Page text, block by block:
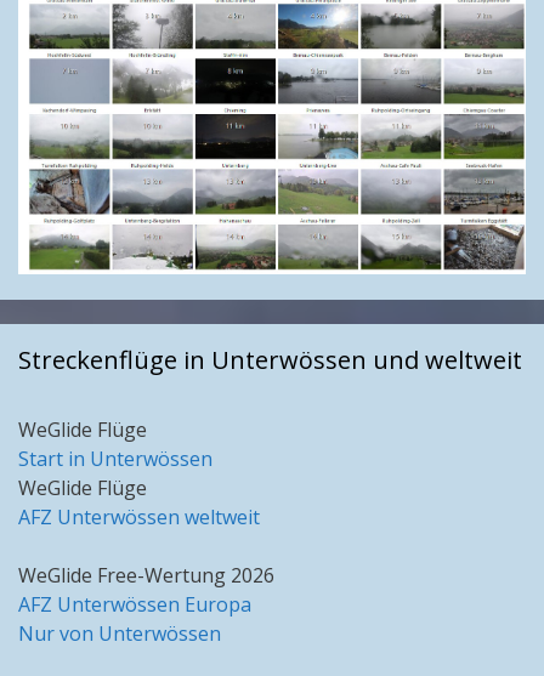
Streckenflüge in Unterwössen und weltweit
WeGlide Flüge
Start in Unterwössen
WeGlide Flüge
AFZ Unterwössen weltweit
WeGlide Free-Wertung 2026
AFZ Unterwössen Europa
Nur von Unterwössen